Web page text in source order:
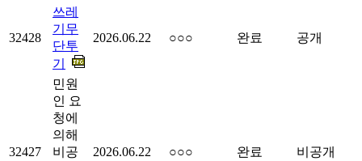
32428
쓰레
기무
단투
기
2026.06.22 ○○○ 완료 공개
32427
민원
인 요
청에
의해
비공
2026.06.22 ○○○ 완료 비공개